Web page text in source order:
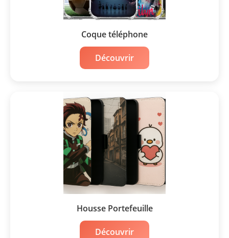
Coque téléphone
Découvrir
Housse Portefeuille
Découvrir